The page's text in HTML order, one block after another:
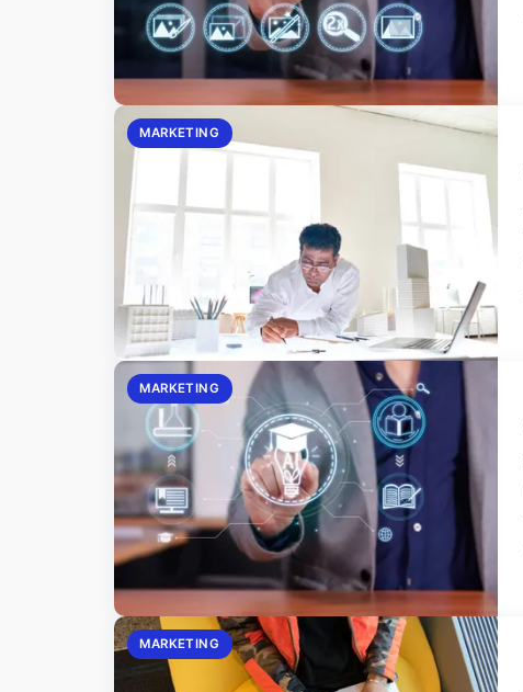
MARKETING
MARKETING
MARKETING